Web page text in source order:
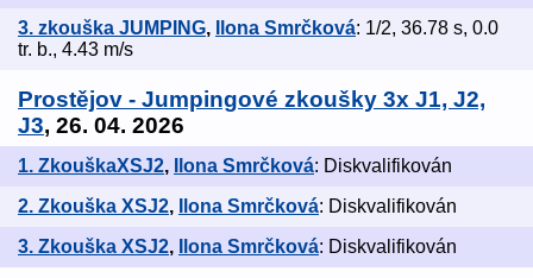
3. zkouška JUMPING, Ilona Smrčková: 1/2, 36.78 s, 0.0
tr. b., 4.43 m/s
Prostějov - Jumpingové zkoušky 3x J1, J2,
J3, 26. 04. 2026
1. ZkouškaXSJ2, Ilona Smrčková: Diskvalifikován
2. Zkouška XSJ2, Ilona Smrčková: Diskvalifikován
3. Zkouška XSJ2, Ilona Smrčková: Diskvalifikován